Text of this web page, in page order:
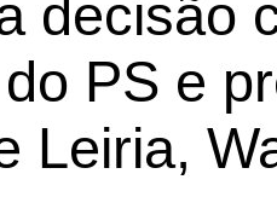
decisão
PS e
Leiria,